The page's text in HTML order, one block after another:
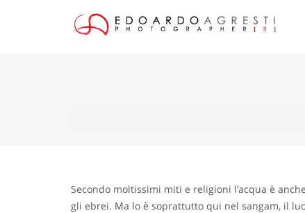
Secondo moltissimi miti e religioni l’acqua è
gli ebrei. Ma lo è soprattutto qui nel sangam, il